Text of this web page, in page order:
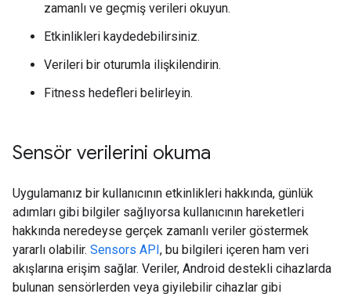
zamanlı ve geçmiş verileri okuyun.
Etkinlikleri kaydedebilirsiniz.
Verileri bir oturumla ilişkilendirin.
Fitness hedefleri belirleyin.
Sensör verilerini okuma
Uygulamanız bir kullanıcının etkinlikleri hakkında, günlük
adımları gibi bilgiler sağlıyorsa kullanıcının hareketleri
hakkında neredeyse gerçek zamanlı veriler göstermek
yararlı olabilir. Sensors API, bu bilgileri içeren ham veri
akışlarına erişim sağlar. Veriler, Android destekli cihazlarda
bulunan sensörlerden veya giyilebilir cihazlar gibi